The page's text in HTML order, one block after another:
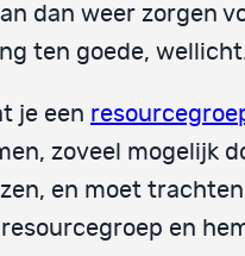
dan weer zorgen
ten goede,
je een
zoveel mogelijk
en moet
en